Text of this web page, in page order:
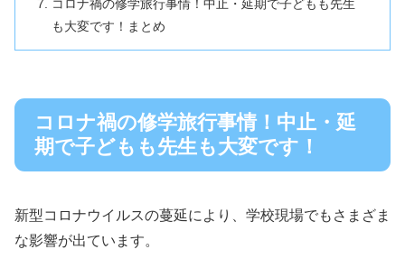
コロナ禍の修学旅行事情！中止・延期で子どもも先生
も大変です！まとめ
コロナ禍の修学旅行事情！中止・延
期で子どもも先生も大変です！
新型コロナウイルスの蔓延により、学校現場でもさまざま
な影響が出ています。